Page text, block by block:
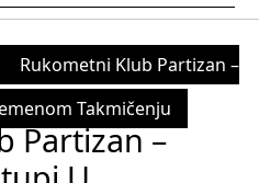
Rukometni Klub Partizan –
Takmičenju
Partizan –